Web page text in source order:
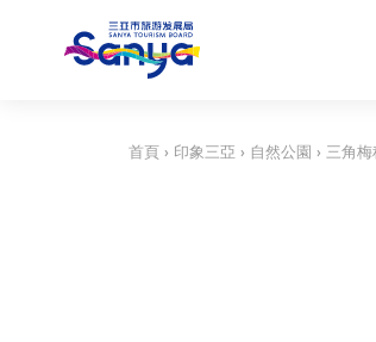
首頁› 印象三亞 › 自然公園 › 三角